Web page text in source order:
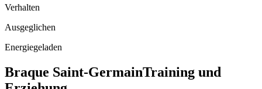
Verhalten
Ausgeglichen
Energiegeladen
Braque Saint-GermainTraining und